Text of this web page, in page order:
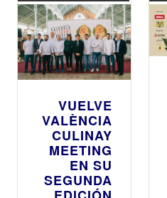
VUELVE
VALÈNCIA
CULINAY
MEETING
EN SU
SEGUNDA